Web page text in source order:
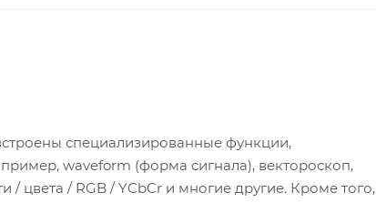
специализированные функции,
waveform (форма сигнала), вектороскоп,
цвета / RGB / YCbCr и многие другие. Кроме того,